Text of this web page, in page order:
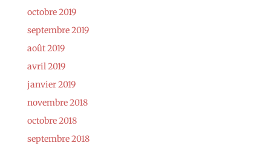
octobre 2019
septembre 2019
août 2019
avril 2019
janvier 2019
novembre 2018
octobre 2018
septembre 2018